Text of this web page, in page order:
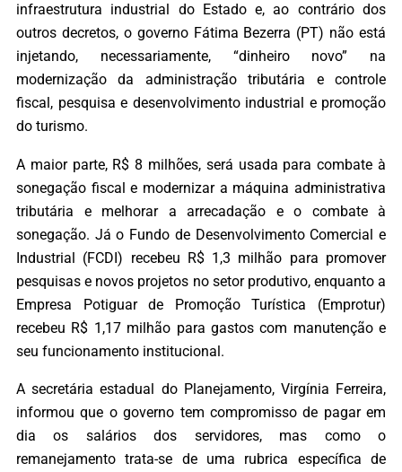
infraestrutura industrial do Estado e, ao contrário dos
outros decretos, o governo Fátima Bezerra (PT) não está
injetando, necessariamente, “dinheiro novo” na
modernização da administração tributária e controle
fiscal, pesquisa e desenvolvimento industrial e promoção
do turismo.
A maior parte, R$ 8 milhões, será usada para combate à
sonegação fiscal e modernizar a máquina administrativa
tributária e melhorar a arrecadação e o combate à
sonegação. Já o Fundo de Desenvolvimento Comercial e
Industrial (FCDI) recebeu R$ 1,3 milhão para promover
pesquisas e novos projetos no setor produtivo, enquanto a
Empresa Potiguar de Promoção Turística (Emprotur)
recebeu R$ 1,17 milhão para gastos com manutenção e
seu funcionamento institucional.
A secretária estadual do Planejamento, Virgínia Ferreira,
informou que o governo tem compromisso de pagar em
dia os salários dos servidores, mas como o
remanejamento trata-se de uma rubrica específica de